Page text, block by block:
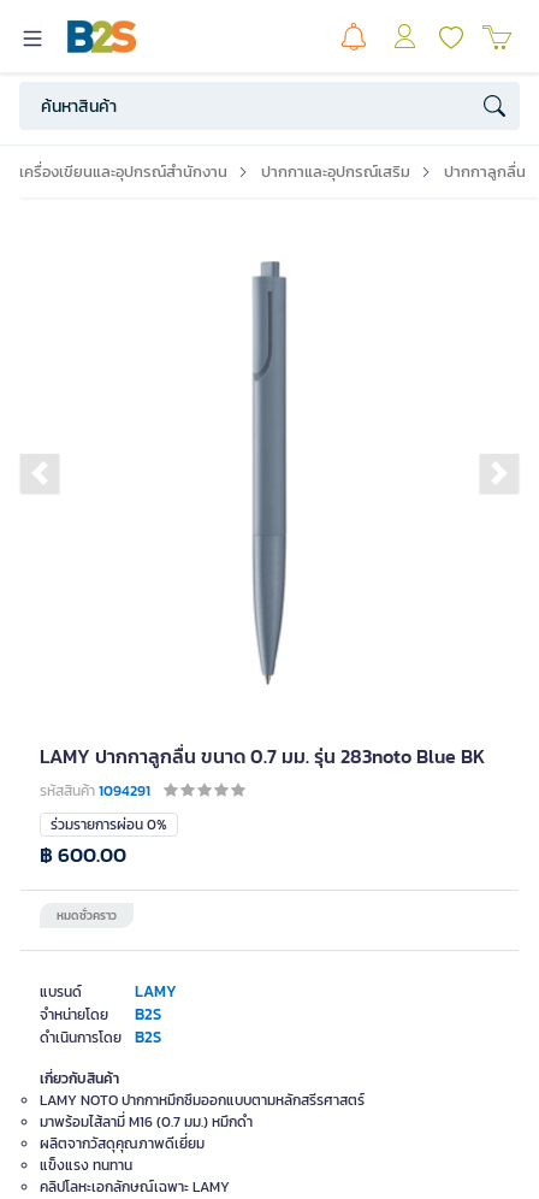
เครื่องเขียนและอุปกรณ์สำนักงาน ปากกาและอุปกรณ์เสริม ปากกาลูกลื่น
Previous slide
LAMY ปากกาลูกลื่น ขนาด 0.7 มม. รุ่น 283noto Blue BK
รหัสสินค้า1094291
แบรนด์ LAMY
จำหน่ายโดย B2S
ดำเนินการโดย B2S
ร่วมรายการผ่อน 0%
หมดชั่วคราว
฿ 600.00
เกี่ยวกับสินค้า
LAMY NOTO ปากกาหมึกซึมออกแบบตามหลักสรีรศาสตร์
มาพร้อมไส้ลามี่ M16 (0.7 มม.) หมึกดำ
ผลิตจากวัสดุคุณภาพดีเยี่ยม
แข็งแรง ทนทาน
คลิปโลหะเอกลักษณ์เฉพาะ LAMY